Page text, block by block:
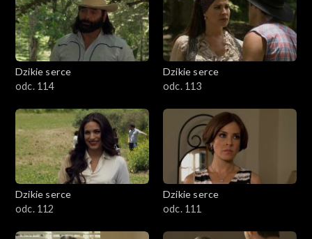
Dzikie serce
odc. 114
Dzikie serce
odc. 113
Dzikie serce
odc. 112
Dzikie serce
odc. 111